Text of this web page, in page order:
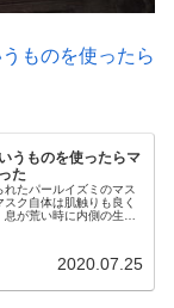
ものを使ったら
うものを使ったらマ
た
たパールイズミのマス
ク自体は肌触りも良く
が荒い時に内側の生地
2020.07.25